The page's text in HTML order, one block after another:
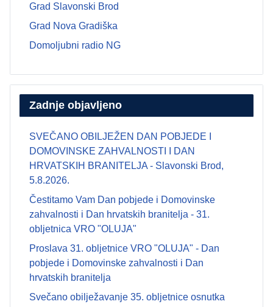
Grad Slavonski Brod
Grad Nova Gradiška
Domoljubni radio NG
Zadnje objavljeno
SVEČANO OBILJEŽEN DAN POBJEDE I
DOMOVINSKE ZAHVALNOSTI I DAN
HRVATSKIH BRANITELJA - Slavonski Brod,
5.8.2026.
Čestitamo Vam Dan pobjede i Domovinske
zahvalnosti i Dan hrvatskih branitelja - 31.
obljetnica VRO "OLUJA"
Proslava 31. obljetnice VRO "OLUJA" - Dan
pobjede i Domovinske zahvalnosti i Dan
hrvatskih branitelja
Svečano obilježavanje 35. obljetnice osnutka